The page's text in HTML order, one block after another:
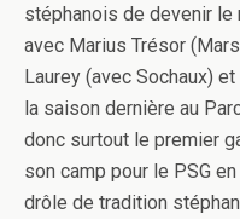
stéphanois de devenir le
avec Marius Trésor
Laurey (avec Sochaux)
la saison dernière au
donc surtout le premier
son camp pour le PSG
drôle de tradition